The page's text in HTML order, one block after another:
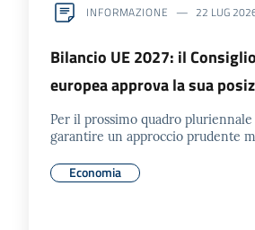
INFORMAZIONE 22 LUG
Bilancio UE 2027: il
europea approva la sua
Per il prossimo quadro pluriennale
garantire un approccio prudente
Economia